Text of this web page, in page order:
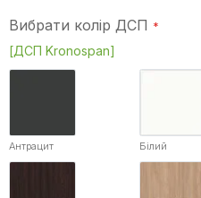
Вибрати колір ДСП
[ДСП Kronospan]
Антрацит Білий